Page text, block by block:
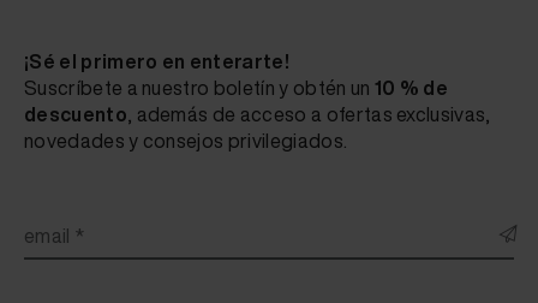
¡Sé el primero en enterarte!
Suscríbete a nuestro boletín y obtén un 10 % de
descuento, además de acceso a ofertas exclusivas,
novedades y consejos privilegiados.
email *